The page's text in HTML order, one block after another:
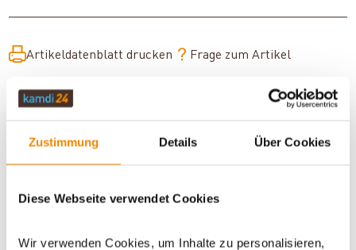
Zustimmung Details Über Cookies
Diese Webseite verwendet Cookies
Wir verwenden Cookies, um Inhalte zu personalisieren,
Artikeldatenblatt drucken Frage zum Artikel
Dieses Produkt finden Sie unter:
Kaminöfen 6
mm Anschluss| Kaminofen 150 mm Anschluss hinten|